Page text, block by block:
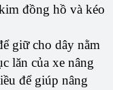
đồng hồ và kéo
giữ cho dây nằm
lăn của xe nâng
để giúp nâng